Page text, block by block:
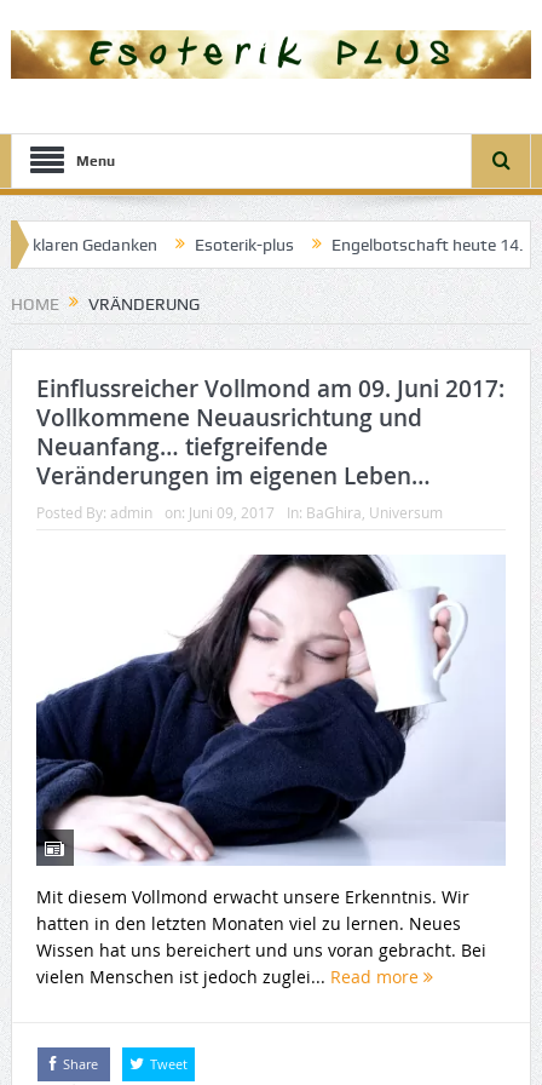
Menu
klaren Gedanken Esoterik-plus Engelbotschaft heute 14.
der guten Träume
HOME VRÄNDERUNG
Einflussreicher Vollmond am 09. Juni 2017:
Vollkommene Neuausrichtung und
Neuanfang… tiefgreifende
Veränderungen im eigenen Leben…
Posted By: admin on: Juni 09, 2017 In: BaGhira Universum
Mit diesem Vollmond erwacht unsere Erkenntnis. Wir
hatten in den letzten Monaten viel zu lernen. Neues
Wissen hat uns bereichert und uns voran gebracht. Bei
vielen Menschen ist jedoch zuglei... Read more
Share Tweet